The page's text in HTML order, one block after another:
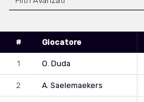
# Giocatore
1 O. Duda
2 A. Saelemaekers